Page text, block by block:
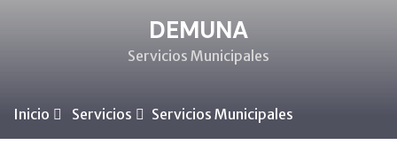
DEMUNA
Servicios Municipales
Inicio Servicios Servicios Municipales